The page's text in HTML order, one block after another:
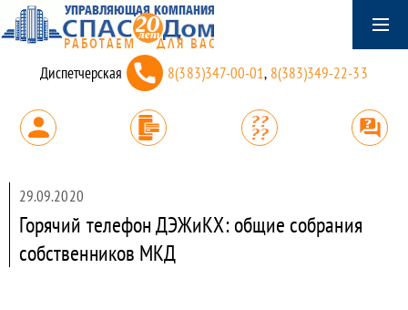
Диспетчерская 8(383)347-00-01, 8(383)349-22-33
29.09.2020
Горячий телефон ДЭЖиКХ: общие собрания
собственников МКД